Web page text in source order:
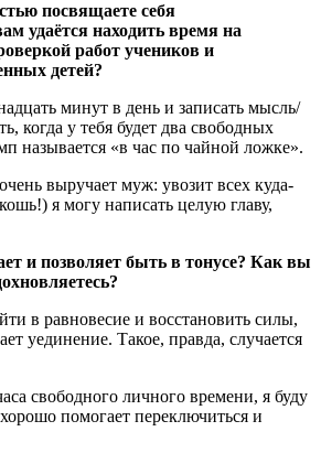
посвящаете себя
удаётся находить время на
работ учеников и
детей?
минут в день и записать мысль/
когда у тебя будет два свободных
называется «в час по чайной ложке».
выручает муж: увозит всех куда-
я могу написать целую главу,
и позволяет быть в тонусе? Как вы
в равновесие и восстановить силы,
уединение. Такое, правда, случается
свободного личного времени, я буду
помогает переключиться и